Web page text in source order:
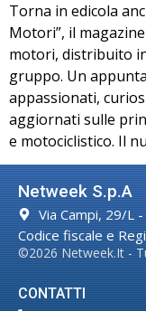
Torna in edicola
Motori”, il
motori, distribuito
gruppo. Un
appassionati,
aggiornati sulle
e motociclistico. Il
Netweek S.p.A
Via Campi, 29/L
Codice fiscale e
©2026 Netweek.it -
CONTATTI